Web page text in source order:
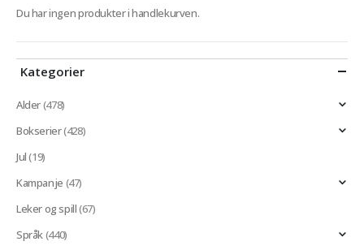
Du har ingen produkter i handlekurven.
Kategorier
Alder(478)
Bokserier(428)
Jul(19)
Kampanje (47)
Leker og spill(67)
Språk(440)